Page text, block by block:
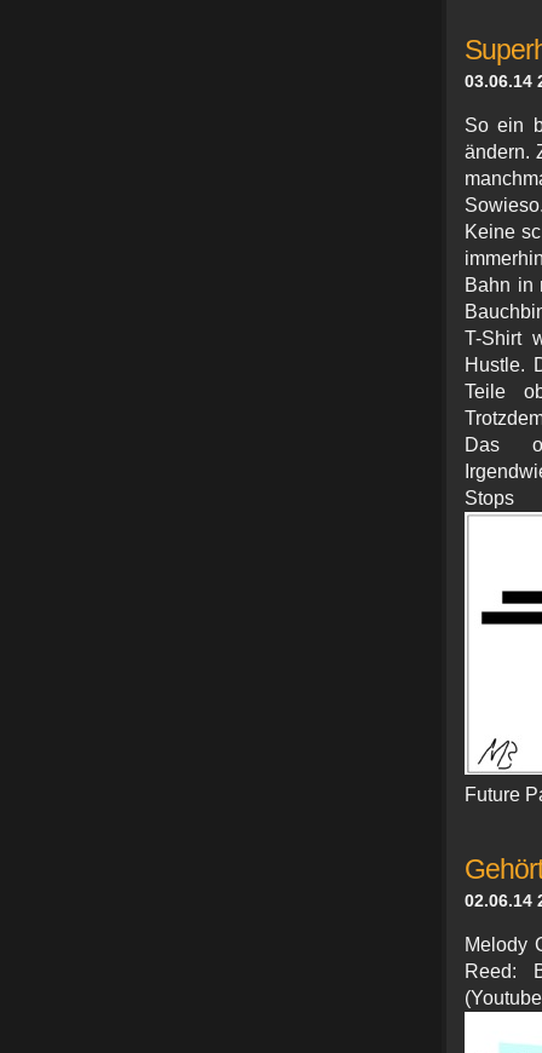
03.06.14
So ein
ändern.
Keine
Bahn in
T-Shirt
Hustle.
Teile
Das
Stops
Future
02.06.14
Melody
Reed: